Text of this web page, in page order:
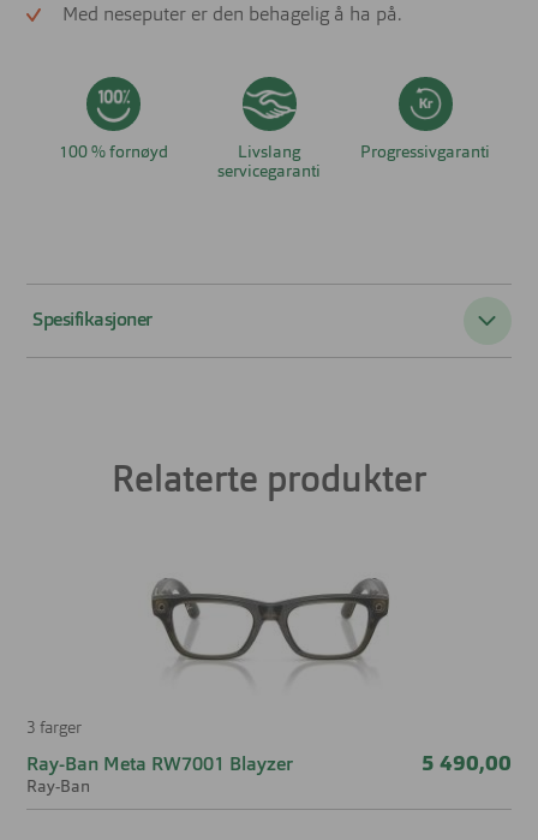
Med neseputer er den behagelig å ha på.
100 % fornøyd
Livslang
servicegaranti
Progressivgaranti
Spesifikasjoner
Brillens bredde
Bredde glass 56 mm
Nesebro 16 mm
Relaterte produkter
3 farger
Ray-Ban Meta RW7001 Blayzer
Ray-Ban
5 490,00